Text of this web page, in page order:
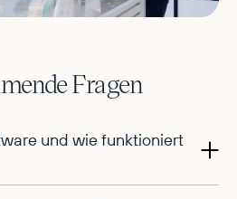
Fragen
und wie funktioniert